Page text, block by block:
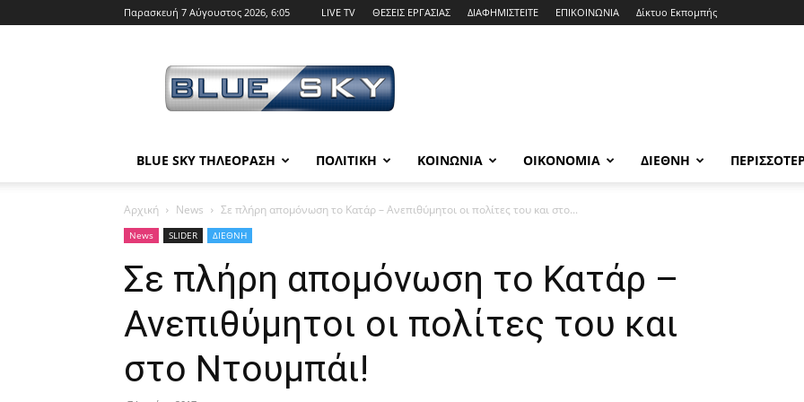
Παρασκευή 7 Αύγουστος 2026, 6:05 LIVE TV ΘΕΣΕΙΣ ΕΡΓΑΣΙΑΣ ΔΙΑΦΗΜΙΣΤΕΙΤΕ ΕΠΙΚΟΙΝΩΝΙΑ Δίκτυο Εκπομπής
SKY
BLUE SKY ΤΗΛΕΟΡΑΣΗ ΠΟΛΙΤΙΚΗ ΚΟΙΝΩΝΙΑ ΟΙΚΟΝΟΜΙΑ ΔΙΕΘΝΗ
Αρχική News Σε πλήρη απομόνωση το Κατάρ – Ανεπιθύμητοι οι πολίτες του και στο...
News SLIDER ΔΙΕΘΝΗ
Σε πλήρη απομόνωση το Κατάρ –
Ανεπιθύμητοι οι πολίτες του και
στο Ντουμπάι!